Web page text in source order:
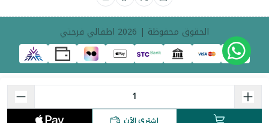
الحقوق محفوظة | 2026 اطفالي فرحتي